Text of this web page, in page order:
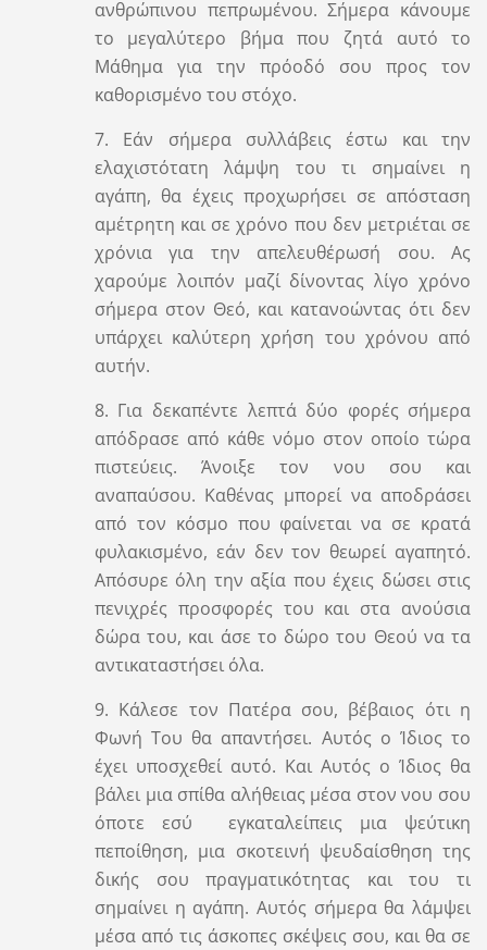
ανθρώπινου πεπρωμένου. Σήμερα κάνουμε
το μεγαλύτερο βήμα που ζητά αυτό το
Μάθημα για την πρόοδό σου προς τον
καθορισμένο του στόχο.
7. Εάν σήμερα συλλάβεις έστω και την
ελαχιστότατη λάμψη του τι σημαίνει η
αγάπη, θα έχεις προχωρήσει σε απόσταση
αμέτρητη και σε χρόνο που δεν μετριέται σε
χρόνια για την απελευθέρωσή σου. Ας
χαρούμε λοιπόν μαζί δίνοντας λίγο χρόνο
σήμερα στον Θεό, και κατανοώντας ότι δεν
υπάρχει καλύτερη χρήση του χρόνου από
αυτήν.
8. Για δεκαπέντε λεπτά δύο φορές σήμερα
απόδρασε από κάθε νόμο στον οποίο τώρα
πιστεύεις. Άνοιξε τον νου σου και
αναπαύσου. Καθένας μπορεί να αποδράσει
από τον κόσμο που φαίνεται να σε κρατά
φυλακισμένο, εάν δεν τον θεωρεί αγαπητό.
Απόσυρε όλη την αξία που έχεις δώσει στις
πενιχρές προσφορές του και στα ανούσια
δώρα του, και άσε το δώρο του Θεού να τα
αντικαταστήσει όλα.
9. Κάλεσε τον Πατέρα σου, βέβαιος ότι η
Φωνή Του θα απαντήσει. Αυτός ο Ίδιος το
έχει υποσχεθεί αυτό. Και Αυτός ο Ίδιος θα
βάλει μια σπίθα αλήθειας μέσα στον νου σου
όποτε εσύ εγκαταλείπεις μια ψεύτικη
πεποίθηση, μια σκοτεινή ψευδαίσθηση της
δικής σου πραγματικότητας και του τι
σημαίνει η αγάπη. Αυτός σήμερα θα λάμψει
μέσα από τις άσκοπες σκέψεις σου, και θα σε